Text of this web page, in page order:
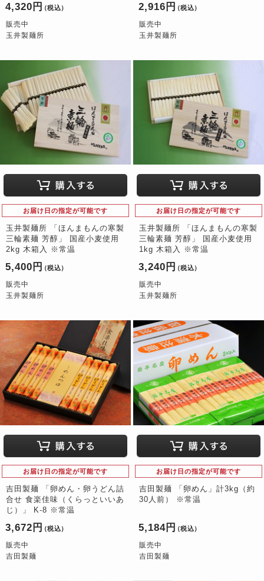
4,320円 （税込）
販売中
玉井製麺所
2,916円 （税込）
販売中
玉井製麺所
お届け日の指定が可能です
玉井製麺所 「ほんまもんの寒製
三輪素麺 芳醇」 国産小麦使用
2kg 木箱入 ※常温
5,400円 （税込）
販売中
玉井製麺所
お届け日の指定が可能です
玉井製麺所 「ほんまもんの寒製
三輪素麺 芳醇」 国産小麦使用
1kg 木箱入 ※常温
3,240円 （税込）
販売中
玉井製麺所
お届け日の指定が可能です
吉田製麺 「卵めん・卵うどん詰
合せ 食楽佳味（くらっといいあ
じ）」 K-8 ※常温
3,672円 （税込）
販売中
吉田製麺
お届け日の指定が可能です
吉田製麺 「卵めん」計3kg（約
30人前） ※常温
5,184円 （税込）
販売中
吉田製麺